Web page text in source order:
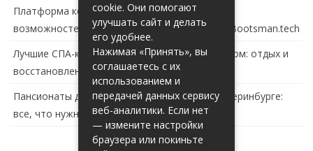
Платформа контейнеризации в России: обзор
возможностей и перспектив развития сайта Bootsman.tech
Лучшие СПА-комплексы в Тольятти с бассейном: отдых и
восстановление за городом
Пансионаты для пожилых с деменцией в Екатеринбурге:
все, что нужно знать
cookie. Они помогают
улучшать сайт и делать
его удобнее.
Нажимая «Принять», вы
соглашаетесь с их
использованием и
передачей данных сервису
веб-аналитики. Если нет
— измените настройки
браузера или покиньте